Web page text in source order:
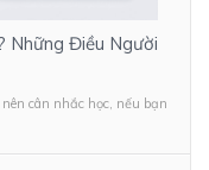
Những Điều Người
cân nhắc học, nếu bạn